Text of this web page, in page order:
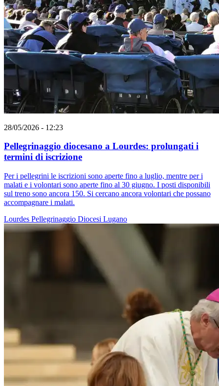
28/05/2026 - 12:23
Pellegrinaggio diocesano a Lourdes: prolungati i
termini di iscrizione
Per i pellegrini le iscrizioni sono aperte fino a luglio, mentre per i
malati e i volontari sono aperte fino al 30 giugno. I posti disponibili
sul treno sono ancora 150. Si cercano ancora volontari che possano
accompagnare i malati.
Lourdes Pellegrinaggio Diocesi Lugano